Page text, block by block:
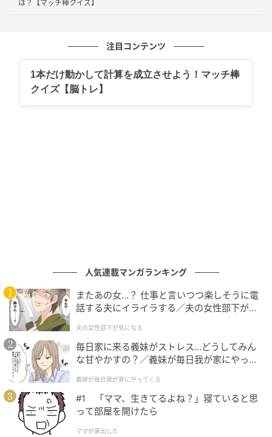
そして、マッチ棒を右に移動させて、右辺にある
すると…
今回は、左辺にある「49」の「9」から縦のマッチ棒
を1本動かして、「59」を「69」にすることで正解と
なります。
まとめ
今回の問題は楽しめたでしょうか？
マッチ棒クイズは、シンプルですが頭の体操となり柔
は？【マッチ棒クイズ】
注目コンテンツ
1本だけ動かして計算を成立させよう！マッチ棒
クイズ【脳トレ】
人気連載マンガランキング
またあの女…？ 仕事と言いつつ楽しそうに電
話する夫にイライラする／夫の女性部下が気
夫の女性部下が気になる
毎日家に来る義妹がストレス…どうしてみん
な甘やかすの？／義妹が毎日我が家にやって
が】
義妹が毎日我が家にやってくる
#1 「ママ、生きてるよね？」寝ていると思
って部屋を開けたら
ママが家出した